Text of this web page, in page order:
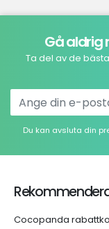
Gå aldrig
Ta del av de
Du kan avsluta din
Cocopanda